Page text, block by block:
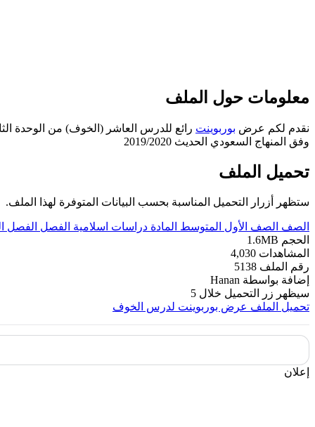
معلومات حول الملف
نقدم لكم عرض بوربوينت رائع للدرس العاشر (الخوف) من الوحدة
وفق المنهاج السعودي الحديث 2019/2020
تحميل الملف
ستظهر أزرار التحميل المناسبة بحسب البيانات المتوفرة لهذا الملف.
الصف الصف الأول المتوسط المادة دراسات اسلامية الفصل الفصل
الحجم 1.6MB
المشاهدات 4,030
رقم الملف 5138
إضافة بواسطة Hanan
سيظهر زر التحميل خلال 5
تحميل الملف عرض بوربوينت لدرس الخوف
إعلان